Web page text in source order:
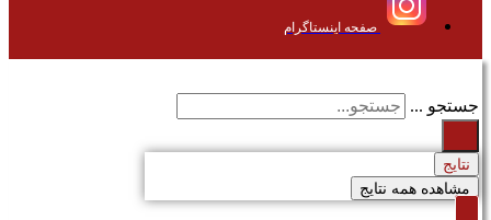
صفحه اینستاگرام
جستجو ...
نتایج
مشاهده همه نتایج